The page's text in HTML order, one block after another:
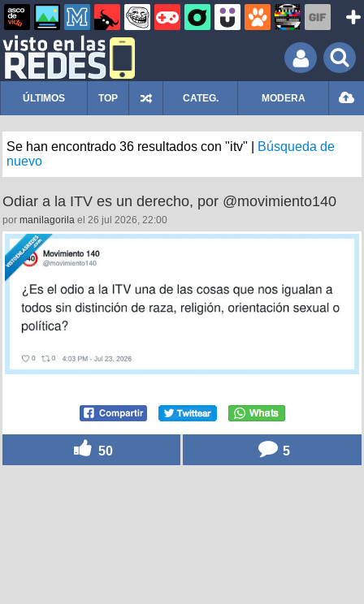
ÚLTIMOS TOP CATEG. MODERA
Se han encontrado 36 resultados con "itv" |
Búsqueda de
nuevo
Odiar a la ITV es un derecho, por @movimiento140
por manilagorila el 26 jul 2026, 22:00
50 5